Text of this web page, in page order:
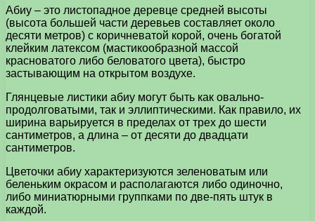
Абиу – это листопадное деревце средней высоты
(высота большей части деревьев составляет около
десяти метров) с коричневатой корой, очень богатой
клейким латексом (мастикообразной массой
красноватого либо беловатого цвета), быстро
застывающим на открытом воздухе.
Глянцевые листики абиу могут быть как овально-
продолговатыми, так и эллиптическими. Как правило, их
ширина варьируется в пределах от трех до шести
сантиметров, а длина – от десяти до двадцати
сантиметров.
Цветочки абиу характеризуются зеленоватым или
беленьким окрасом и располагаются либо одиночно,
либо миниатюрными группками по две-пять штук в
каждой.